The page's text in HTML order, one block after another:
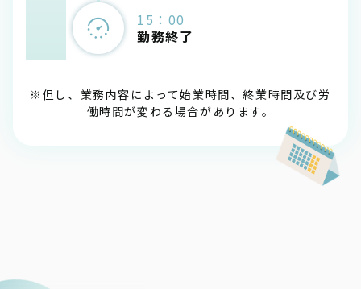
15：00
勤務終了
※但し、業務内容によって始業時間、終業時間及び労
働時間が変わる場合があります。